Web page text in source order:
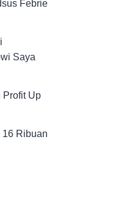
Febrie
Saya
Profit Up
Ribuan